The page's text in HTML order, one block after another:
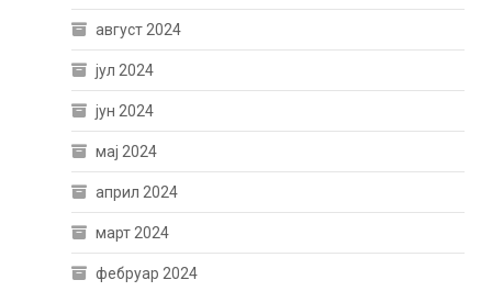
август 2024
јул 2024
јун 2024
мај 2024
април 2024
март 2024
фебруар 2024